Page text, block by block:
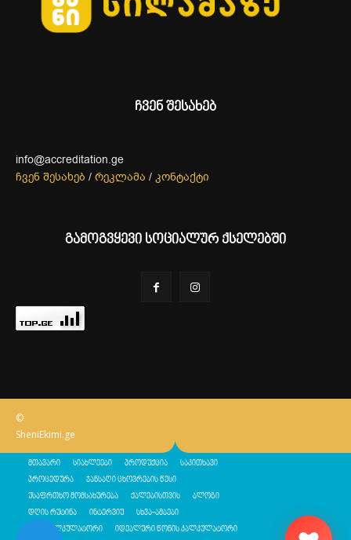
ჩვენ შესახებ
info@accreditation.ge
ჩვენ შესახებ / რეკლამა / კონტაქტი
გამოგვყევი სოციალურ ქსელებში
©
SheniEkimi.ge
მთავარი სიახლეები პროდუქცია საკითხავი
პროცედურა ჯანსაღი ცხოვრების წესი
უსაფრთხო მომსახურება ქალებისთვის ბლოგი
დღის რუტინა ინტერვიუ სხვა-ამბები
შენი კალკულატორი იდეალური წონის კალკულატორი